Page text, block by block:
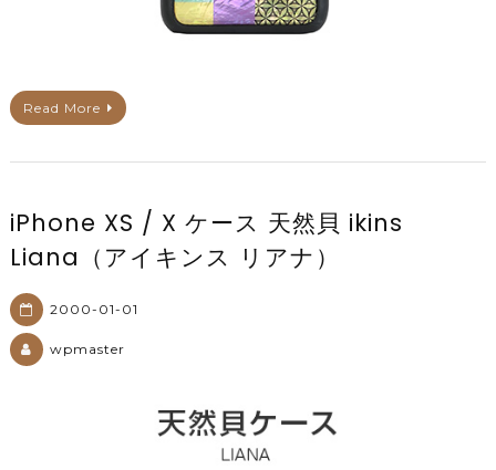
Read More
iPhone XS / X ケース 天然貝 ikins
Liana（アイキンス リアナ）
2000-01-01
wpmaster